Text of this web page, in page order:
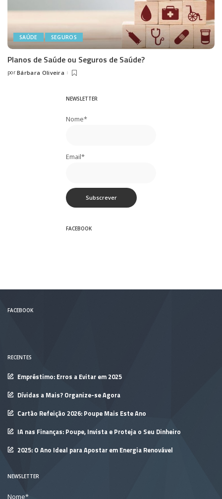
SAÚDE SEGUROS
Planos de Saúde ou Seguros de Saúde?
Posted
por Bárbara Oliveira
NEWSLETTER
Nome*
Email*
FACEBOOK
FACEBOOK
RECENTES
Empréstimo: Erros a Evitar em 2025
Dívidas a Mais? Organize-se Agora
Cartão Refeição 2026: Poupe Mais Este Ano
IA nas Finanças: Poupe, Invista e Proteja o Seu Dinheiro
2025: O Ano Ideal para Apostar em Energia Renovável
NEWSLETTER
Nome*